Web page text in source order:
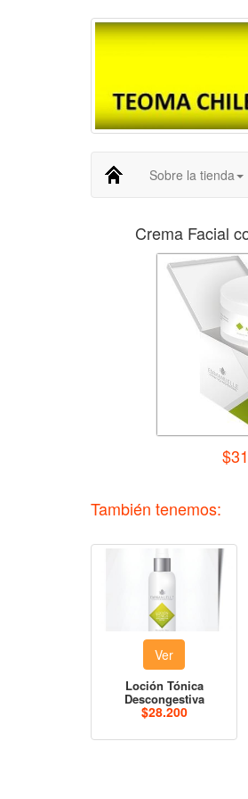
Sobre la tienda
Crema Facial
También tenemos:
Ver
Loción Tónica
Descongestiva
$28.200